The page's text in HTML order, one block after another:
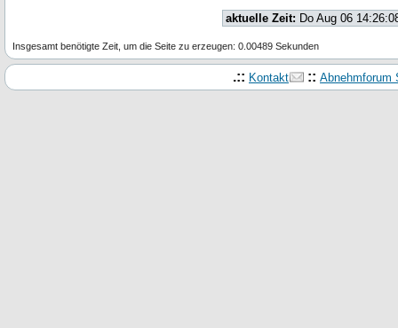
aktuelle Zeit: Do Aug 06
Insgesamt benötigte Zeit, um die Seite zu erzeugen: 0.00489 Sekunden
.:: Kontakt :: Abnehmforum